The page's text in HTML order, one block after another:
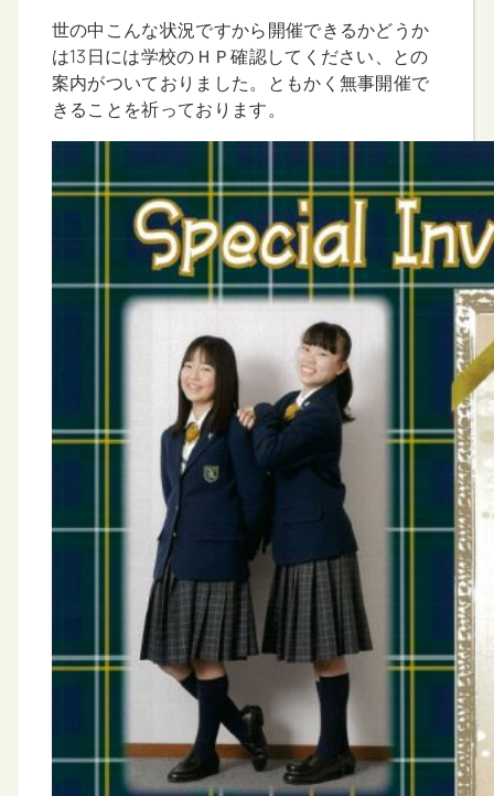
世の中こんな状況ですから開催できるかどうか
は13日には学校のＨＰ確認してください、との
案内がついておりました。ともかく無事開催で
きることを祈っております。